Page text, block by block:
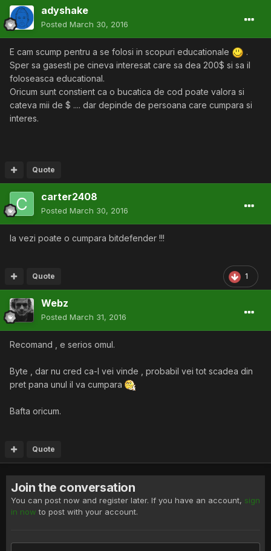
adyshake
Posted March 30, 2016
E cam scump pentru a se folosi in scopuri educationale
.
Sper sa gasesti pe cineva interesat care sa dea 200$ si sa il
foloseasca educational.
Oricum sunt constient ca o bucatica de cod poate valora si
cateva mii de $ .... dar depinde de persoana care cumpara si
interes.
Quote
carter2408
Posted March 30, 2016
Ia vezi poate o cumpara bitdefender !!!
1
Quote
Webz
Posted March 31, 2016
Recomand , e serios omul.
Byte , dar nu cred ca-l vei vinde , probabil vei tot scadea din
pret pana unul il va cumpara
Bafta oricum.
Quote
Join the conversation
You can post now and register later. If you have an account, sign
in now to post with your account.